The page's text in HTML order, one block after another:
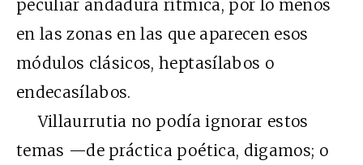
peculiar andadura rítmica, por lo menos
en las zonas en las que aparecen esos
módulos clásicos, heptasílabos o
endecasílabos.
Villaurrutia no podía ignorar estos
temas —de práctica poética, digamos; o